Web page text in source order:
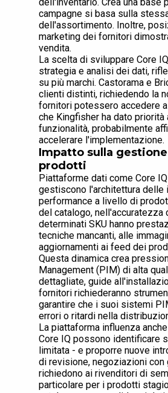
dell'inventario. Crea una
campagne si basa sulla
dell'assortimento. Inoltre,
marketing dei fornitori
vendita.
La scelta di sviluppare Core
strategia e analisi dei dati,
su più marchi. Castorama e
clienti distinti, richiedendo la
fornitori potessero accedere
che Kingfisher ha dato
funzionalità, probabilmente
accelerare l'implementazione.
Impatto sulla
prodotti
Piattaforme dati come Core
gestiscono l'architettura delle
performance a livello di
del catalogo,
determinati SKU hanno
tecniche mancanti, alle
aggiornamenti ai feed dei
Questa dinamica crea
Management (PIM) di alta
dettagliate, guide
fornitori richiederanno
garantire che i suoi sistemi
errori o ritardi nella
La piattaforma influenza
Core IQ possono identificare
limitata - e proporre nuove
di revisione, negoziazioni
richiedono ai rivenditori di
particolare per i prodotti